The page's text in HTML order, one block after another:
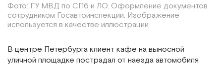
Фото: ГУ МВД по СПб и ЛО. Оформление документов
сотрудником Госавтоинспекции. Изображение
используется в качестве иллюстрации
В центре Петербурга клиент кафе на выносной
уличной площадке пострадал от наезда автомобиля